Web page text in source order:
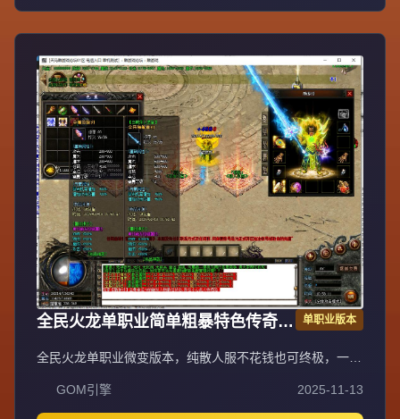
圣兽，地图多BOSS多不抢怪。新区第二天下午合区，晚上
天多新区重金广告宣传，不乱合区保障发展，花钱有保障。
注册设密码保护防盗号，十年传奇梦回忆兄弟情，打造长期
稳定品牌大服。
全民火龙单职业简单粗暴特色传奇版
单职业版本
全民火龙单职业微变版本，纯散人服不花钱也可终极，一切
值，每日人品大爆发轻松300+收入。每天稳定四区开放
（10:30 14:30 18:30 22:30），每个地图终极福利BOSS每
GOM引擎 2025-11-13